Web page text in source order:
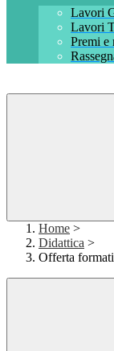
Lavori
Lavori
Premi e
Home >
Didattica >
Offerta